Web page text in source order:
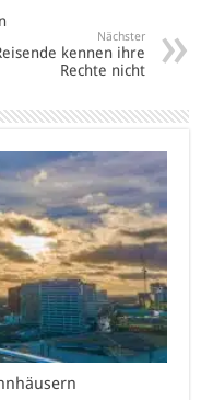
Nächster
kennen ihre
Rechte nicht